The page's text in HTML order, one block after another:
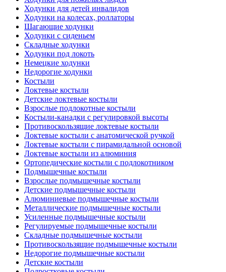
Ходунки для детей инвалидов
Ходунки на колесах, роллаторы
Шагающие ходунки
Ходунки с сиденьем
Складные ходунки
Ходунки под локоть
Немецкие ходунки
Недорогие ходунки
Костыли
Локтевые костыли
Детские локтевые костыли
Взрослые подлокотные костыли
Костыли-канадки с регулировкой высоты
Противоскользящие локтевые костыли
Локтевые костыли с анатомической ручкой
Локтевые костыли с пирамидальной основой
Локтевые костыли из алюминия
Ортопедические костыли с подлокотником
Подмышечные костыли
Взрослые подмышечные костыли
Детские подмышечные костыли
Алюминиевые подмышечные костыли
Металлические подмышечные костыли
Усиленные подмышечные костыли
Регулируемые подмышечные костыли
Складные подмышечные костыли
Противоскользящие подмышечные костыли
Недорогие подмышечные костыли
Детские костыли